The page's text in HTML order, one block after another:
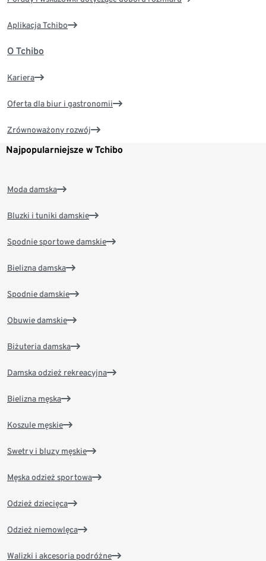
Aplikacja Tchibo
O Tchibo
Kariera
Oferta dla biur i gastronomii
Zrównoważony rozwój
Najpopularniejsze w Tchibo
Moda damska
Bluzki i tuniki damskie
Spodnie sportowe damskie
Bielizna damska
Spodnie damskie
Obuwie damskie
Biżuteria damska
Damska odzież rekreacyjna
Bielizna męska
Koszule męskie
Swetry i bluzy męskie
Męska odzież sportowa
Odzież dziecięca
Odzież niemowlęca
Walizki i akcesoria podróżne